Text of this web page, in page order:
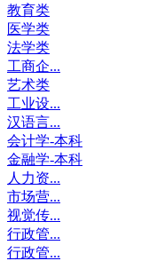
教育类
医学类
法学类
工商企...
艺术类
工业设...
汉语言...
会计学-本科
金融学-本科
人力资...
市场营...
视觉传...
行政管...
行政管...